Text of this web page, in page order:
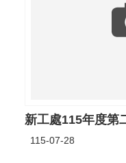
新工處115年度第
115-07-28